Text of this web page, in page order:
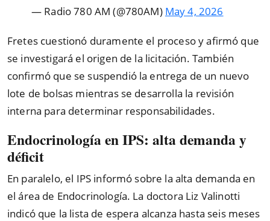
— Radio 780 AM (@780AM) May 4, 2026
Fretes cuestionó duramente el proceso y afirmó que
se investigará el origen de la licitación. También
confirmó que se suspendió la entrega de un nuevo
lote de bolsas mientras se desarrolla la revisión
interna para determinar responsabilidades.
Endocrinología en IPS: alta demanda y
déficit
En paralelo, el IPS informó sobre la alta demanda en
el área de Endocrinología. La doctora Liz Valinotti
indicó que la lista de espera alcanza hasta seis meses